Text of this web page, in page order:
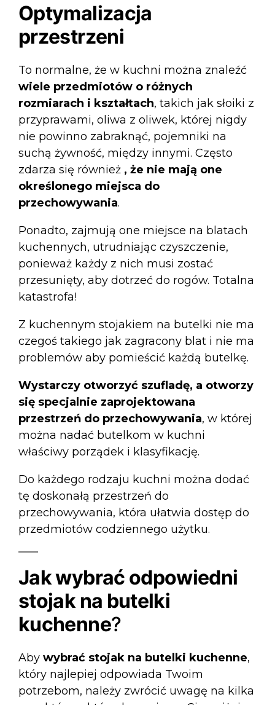
Optymalizacja
przestrzeni
To normalne, że w kuchni można znaleźć
wiele przedmiotów o różnych
rozmiarach i kształtach, takich jak słoiki z
przyprawami, oliwa z oliwek, której nigdy
nie powinno zabraknąć, pojemniki na
suchą żywność, między innymi. Często
zdarza się również , że nie mają one
określonego miejsca do
przechowywania.
Ponadto, zajmują one miejsce na blatach
kuchennych, utrudniając czyszczenie,
ponieważ każdy z nich musi zostać
przesunięty, aby dotrzeć do rogów. Totalna
katastrofa!
Z kuchennym stojakiem na butelki nie ma
czegoś takiego jak zagracony blat i nie ma
problemów aby pomieścić każdą butelkę.
Wystarczy otworzyć szufladę, a otworzy
się specjalnie zaprojektowana
przestrzeń do przechowywania, w której
można nadać butelkom w kuchni
właściwy porządek i klasyfikację.
Do każdego rodzaju kuchni można dodać
tę doskonałą przestrzeń do
przechowywania, która ułatwia dostęp do
przedmiotów codziennego użytku.
Jak wybrać odpowiedni
stojak na butelki
kuchenne?
Aby wybrać stojak na butelki kuchenne,
który najlepiej odpowiada Twoim
potrzebom, należy zwrócić uwagę na kilka